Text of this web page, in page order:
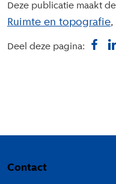
Deze publicatie maakt
Ruimte en topografie
Deel deze pagina:
Contact